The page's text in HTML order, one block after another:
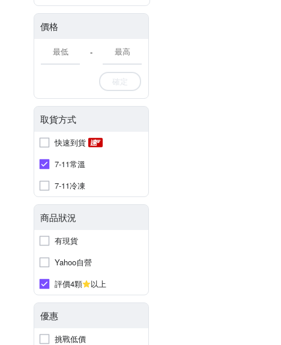
價格
-
確定
取貨方式
快速到貨
7-11常溫
7-11冷凍
商品狀況
有現貨
Yahoo自營
評價4顆
以上
優惠
挑戰低價